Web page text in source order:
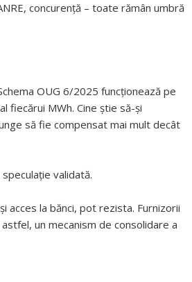
concurență – toate rămân umbră
OUG 6/2025 funcționează pe
fiecărui MWh. Cine știe să-și
să fie compensat mai mult decât
validată.
acces la bănci, pot rezista. Furnizorii
un mecanism de consolidare a